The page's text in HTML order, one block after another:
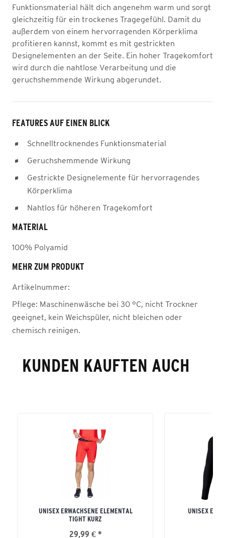
Funktionsmaterial hält dich angenehm warm und sorgt
gleichzeitig für ein trockenes Tragegefühl. Damit du
außerdem von einem hervorragenden Körperklima
profitieren kannst, kommt es mit gestrickten
Designelementen an der Seite. Ein hoher Tragekomfort
wird durch die nahtlose Verarbeitung und die
geruchshemmende Wirkung abgerundet.
FEATURES AUF EINEN BLICK
Schnelltrocknendes Funktionsmaterial
Geruchshemmende Wirkung
Gestrickte Designelemente für hervorragendes
Körperklima
Nahtlos für höheren Tragekomfort
MATERIAL
100% Polyamid
MEHR ZUM PRODUKT
Artikelnummer:
Pflege: Maschinenwäsche bei 30 °C, nicht Trockner
geeignet, kein Weichspüler, nicht bleichen oder
chemisch reinigen.
KUNDEN KAUFTEN AUCH
UNISEX ERWACHSENE ELEMENTAL
TIGHT KURZ
29,99 € *
UNISEX